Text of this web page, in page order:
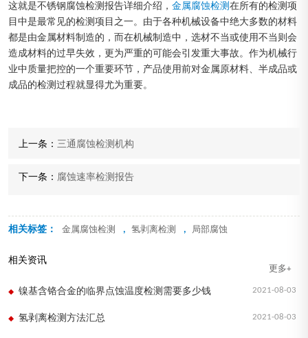
这就是不锈钢腐蚀检测报告详细介绍， 金属腐蚀检测 在所有的检测项
目中是最常见的检测项目之一。由于各种机械设备中绝大多数的材料
都是由金属材料制造的，而在机械制造中，选材不当或使用不当则会
造成材料的过早失效，更为严重的可能会引发重大事故。作为机械行
业中质量把控的一个重要环节，产品使用前对金属原材料、半成品或
成品的检测过程就显得尤为重要。
上一条： 三通腐蚀检测机构
下一条： 腐蚀速率检测报告
相关标签： 金属腐蚀检测 , 氢剥离检测 , 局部腐蚀
相关资讯
更多+
2021-08-03
镍基含铬合金的临界点蚀温度检测需要多少钱
2021-08-03
氢剥离检测方法汇总